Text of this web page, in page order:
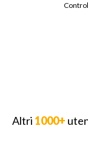
Altri 1000+